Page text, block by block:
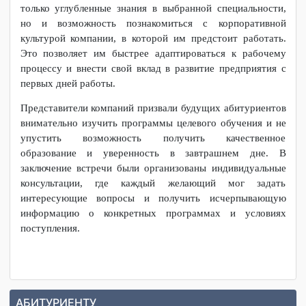
компаний-работодателей подробно рассказали о
преимуществах такого формата сотрудничества,
подчеркнув возможность гарантированного
трудоустройства после окончания обучения и получения
ценного практического опыта уже во время учебы.
только углубленные знания в выбранной специальности,
но и возможность познакомиться с корпоративной
культурой компании, в которой им предстоит работать.
Это позволяет им быстрее адаптироваться к рабочему
процессу и внести свой вклад в развитие предприятия с
Представители компаний призвали будущих абитуриентов
внимательно изучить программы целевого обучения и не
заключение встречи были организованы индивидуальные
консультации, где каждый желающий мог задать